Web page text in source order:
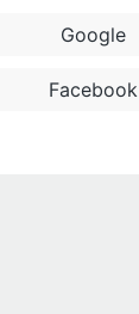
Google
Facebook